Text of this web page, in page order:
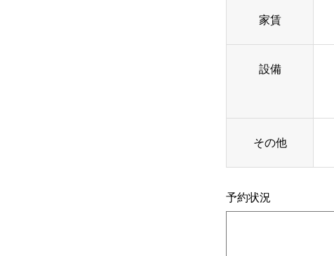
家賃
設備
その他
予約状況